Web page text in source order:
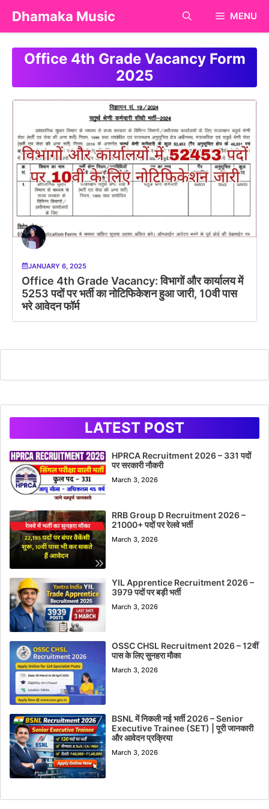
Skip
content
Dhamaka Music MENU
Office 4th Grade Vacancy Form
2025
JANUARY 6, 2025
Office 4th Grade Vacancy: विभागों और कार्यालय में
5253 पदों पर भर्ती का नोटिफिकेशन हुआ जारी, 10वी पास
भरे आवेदन फॉर्म
LATEST POST
HPRCA Recruitment 2026 – 331 पदों
पर सरकारी नौकरी
March 3, 2026
RRB Group D Recruitment 2026 –
21000+ पदों पर रेलवे भर्ती
March 3, 2026
YIL Apprentice Recruitment 2026 –
3979 पदों पर बड़ी भर्ती
March 3, 2026
OSSC CHSL Recruitment 2026 – 12वीं
पास के लिए सुनहरा मौका
March 3, 2026
BSNL में निकली नई भर्ती 2026 – Senior
Executive Trainee (SET) | पूरी जानकारी
और आवेदन प्रक्रिया
March 3, 2026